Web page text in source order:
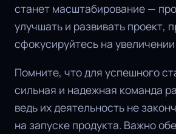
станет масштабирование —
улучшать и развивать проект,
сфокусируйтесь на
Помните, что для успешного
сильная и надежная команда
ведь их деятельность не
на запуске продукта. Важно